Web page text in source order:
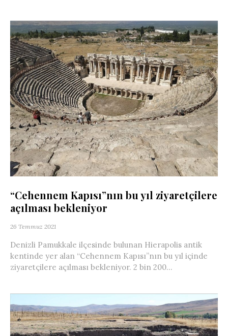
“Cehennem Kapısı”nın bu yıl ziyaretçilere
açılması bekleniyor
26 Temmuz 2021
Denizli Pamukkale ilçesinde bulunan Hierapolis antik
kentinde yer alan “Cehennem Kapısı”nın bu yıl içinde
ziyaretçilere açılması bekleniyor. 2 bin 200...